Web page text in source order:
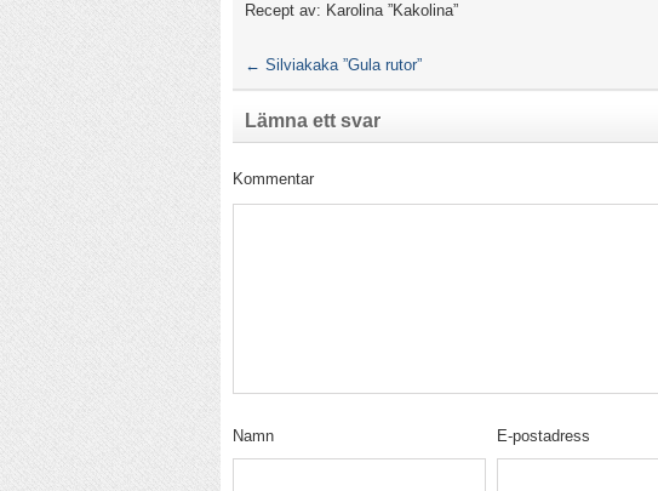
Recept av: Karolina ”Kakolina”
← Silviakaka ”Gula rutor”
Lämna ett svar
Kommentar
Namn E-postadress